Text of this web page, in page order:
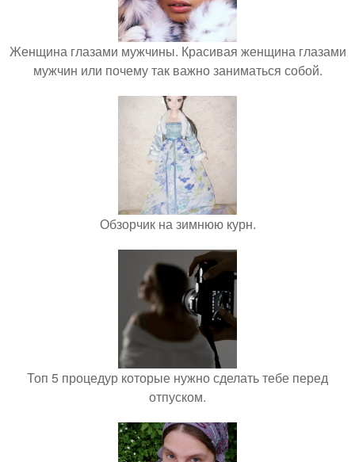
Женщина глазами мужчины. Красивая женщина глазами
мужчин или почему так важно заниматься собой.
Обзорчик на зимнюю курн.
Топ 5 процедур которые нужно сделать тебе перед
отпуском.